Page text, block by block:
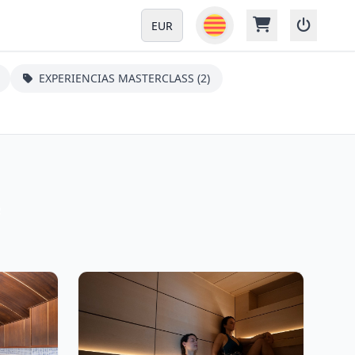
EUR
EXPERIENCIAS MASTERCLASS (2)